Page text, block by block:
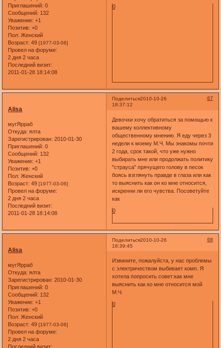
Приглашений: 0
Сообщений: 132
Уважение: +1
Позитив: +0
Пол: Женский
Возраст: 49[1977-03-06]
Провел на форуме:
2 дня 2 часа
Последний визит:
2011-01-28 18:14:08
0
Поделиться 67
2010-10-26
18:37:12
Alisa
мугЯрраб
Откуда: ялта
Зарегистрирован: 2010-01-30
Приглашений: 0
Сообщений: 132
Уважение: +1
Позитив: +0
Пол: Женский
Возраст: 49[1977-03-06]
Провел на форуме:
2 дня 2 часа
Последний визит:
2011-01-28 18:14:08
Девочки хочу обратиться за помощью к
вашему коллективному
общественному мнению. Я еду через 3
недели к моему М.Ч. Мы знакомы почти
2 года, срок такой, что уже нужно
выбирать мне или продолжать политику
"страуса" прячущего голову в песок
боясь взглянуть правде в глаза или как
то выяснить как он ко мне относится,
искренни ли его чувства. Посоветуйте
как
0
Поделиться 68
2010-10-26
18:39:45
Alisa
мугЯрраб
Откуда: ялта
Зарегистрирован: 2010-01-30
Приглашений: 0
Сообщений: 132
Уважение: +1
Позитив: +0
Пол: Женский
Возраст: 49[1977-03-06]
Провел на форуме:
2 дня 2 часа
Последний визит:
Извините, пожалуйста, у нас проблемы
с электричеством выбивает комп. Я
хотела попросить совет:как мне
выяснить как ко мне относится мой
М.Ч.
0